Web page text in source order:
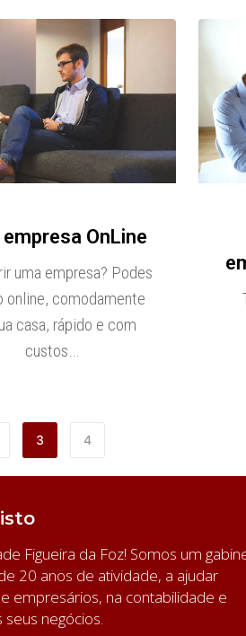
OnLine
uma empresa? Podes
online, comodamente
casa, rápido e com
custos…
3 4
Figueira da Foz! Somos um
20 anos de atividade, a ajudar
empresários, na contabilidade e
seus negócios.